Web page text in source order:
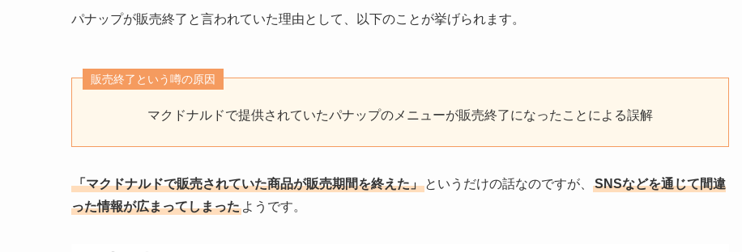
パナップが販売終了と言われていた理由として、以下のことが挙げられます。
販売終了という噂の原因
マクドナルドで提供されていたパナップのメニューが販売終了になったことによる誤解
「マクドナルドで販売されていた商品が販売期間を終えた」 というだけの話なのですが、
SNSなどを通じて間違
った情報が広まってしまった ようです。